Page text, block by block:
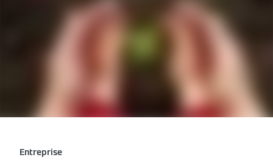
Entreprise